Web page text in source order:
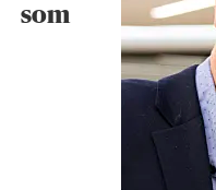
som